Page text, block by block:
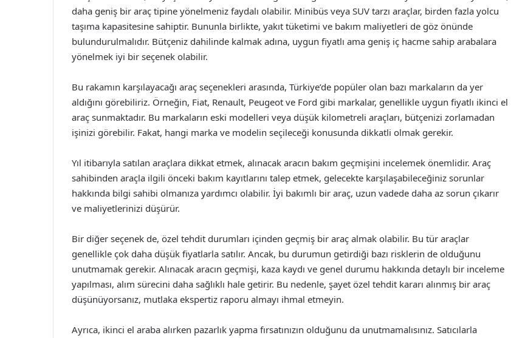
daha geniş bir araç tipine yönelmeniz faydalı olabilir. Minibüs veya SUV tarzı araçlar, birden fazla yolcu
taşıma kapasitesine sahiptir. Bununla birlikte, yakıt tüketimi ve bakım maliyetleri de göz önünde
bulundurulmalıdır. Bütçeniz dahilinde kalmak adına, uygun fiyatlı ama geniş iç hacme sahip arabalara
yönelmek iyi bir seçenek olabilir.
Bu rakamın karşılayacağı araç seçenekleri arasında, Türkiye’de popüler olan bazı markaların da yer
aldığını görebiliriz. Örneğin, Fiat, Renault, Peugeot ve Ford gibi markalar, genellikle uygun fiyatlı ikinci el
araç sunmaktadır. Bu markaların eski modelleri veya düşük kilometreli araçları, bütçenizi zorlamadan
işinizi görebilir. Fakat, hangi marka ve modelin seçileceği konusunda dikkatli olmak gerekir.
Yıl itibarıyla satılan araçlara dikkat etmek, alınacak aracın bakım geçmişini incelemek önemlidir. Araç
sahibinden araçla ilgili önceki bakım kayıtlarını talep etmek, gelecekte karşılaşabileceğiniz sorunlar
hakkında bilgi sahibi olmanıza yardımcı olabilir. İyi bakımlı bir araç, uzun vadede daha az sorun çıkarır
ve maliyetlerinizi düşürür.
Bir diğer seçenek de, özel tehdit durumları içinden geçmiş bir araç almak olabilir. Bu tür araçlar
genellikle çok daha düşük fiyatlarla satılır. Ancak, bu durumun getirdiği bazı risklerin de olduğunu
unutmamak gerekir. Alınacak aracın geçmişi, kaza kaydı ve genel durumu hakkında detaylı bir inceleme
yapılması, alım sürecini daha sağlıklı hale getirir. Bu nedenle, şayet özel tehdit kararı alınmış bir araç
düşünüyorsanız, mutlaka ekspertiz raporu almayı ihmal etmeyin.
Ayrıca, ikinci el araba alırken pazarlık yapma fırsatınızın olduğunu da unutmamalısınız. Satıcılarla